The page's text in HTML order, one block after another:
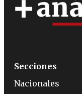
Secciones
Nacionales